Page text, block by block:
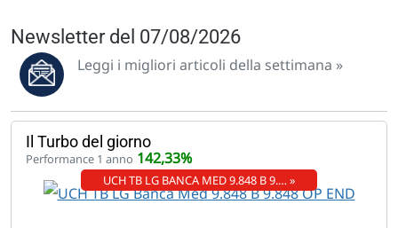
Newsletter del 07/08/2026
Leggi i migliori articoli della settimana »
Il Turbo del giorno
Performance 1 anno 142,33%
UCH TB LG BANCA MED 9.848 B 9.… »